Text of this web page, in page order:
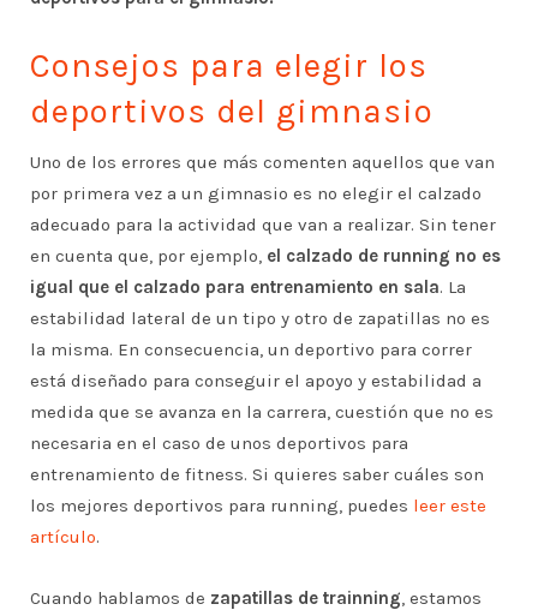
Consejos para elegir los
deportivos del gimnasio
Uno de los errores que más comenten aquellos que van
por primera vez a un gimnasio es no elegir el calzado
adecuado para la actividad que van a realizar. Sin tener
en cuenta que, por ejemplo, el calzado de running no es
igual que el calzado para entrenamiento en sala. La
estabilidad lateral de un tipo y otro de zapatillas no es
la misma. En consecuencia, un deportivo para correr
está diseñado para conseguir el apoyo y estabilidad a
medida que se avanza en la carrera, cuestión que no es
necesaria en el caso de unos deportivos para
entrenamiento de fitness. Si quieres saber cuáles son
los mejores deportivos para running, puedes leer este
artículo.
Cuando hablamos de zapatillas de trainning, estamos